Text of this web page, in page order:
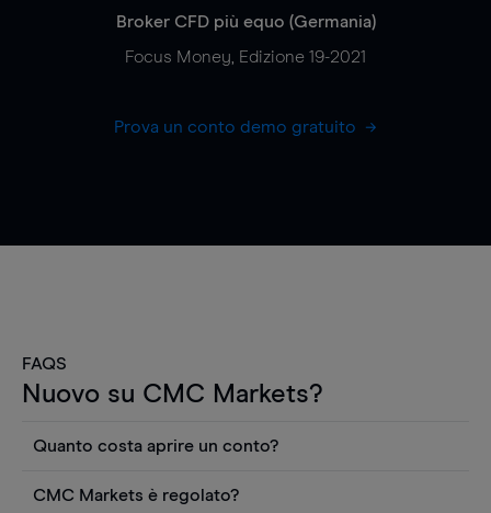
Broker CFD più equo (Germania)
Focus Money, Edizione 19-2021
Prova un conto demo gratuito
FAQS
Nuovo su CMC Markets?
Quanto costa aprire un conto?
Puoi anche visualizzare gratuitamente i prezzi e
CMC Markets è regolato?